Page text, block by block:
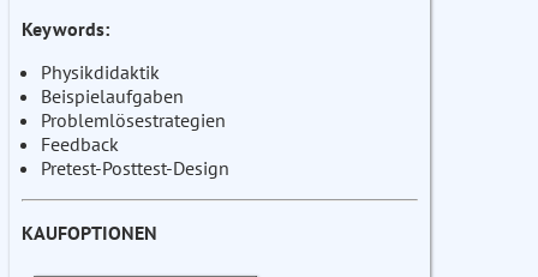
Keywords:
Physikdidaktik
Beispielaufgaben
Problemlösestrategien
Feedback
Pretest-Posttest-Design
KAUFOPTIONEN